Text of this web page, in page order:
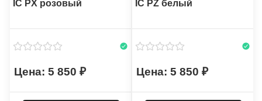
IC PX розовый
5 850
IC PZ белый
5 850